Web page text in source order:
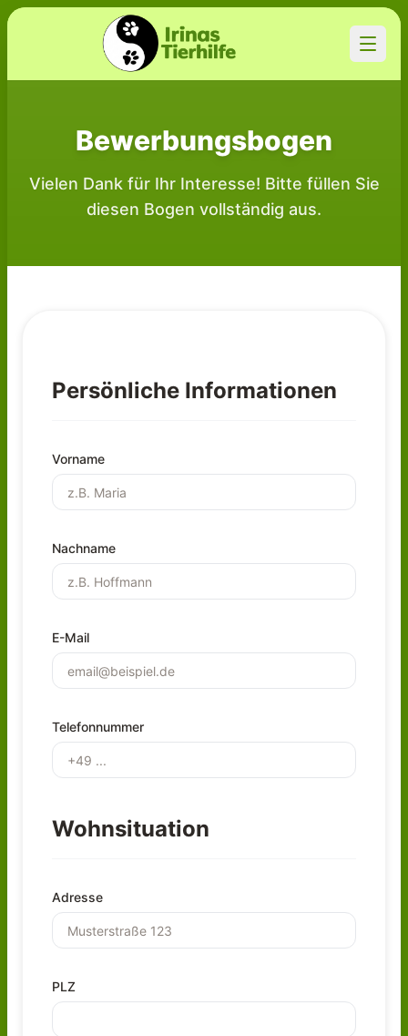
Bewerbungsbogen
Vielen Dank für Ihr Interesse! Bitte füllen Sie
diesen Bogen vollständig aus.
Persönliche Informationen
Vorname
Nachname
E-Mail
Telefonnummer
Wohnsituation
Adresse
PLZ